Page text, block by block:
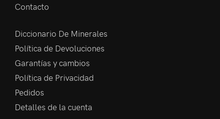
Contacto
Diccionario De Minerales
Política de Devoluciones
Garantías y cambios
Política de Privacidad
Pedidos
Detalles de la cuenta